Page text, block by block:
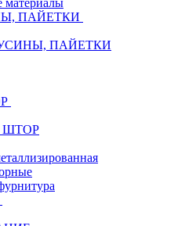
материалы
ПАЙЕТКИ
ПАЙЕТКИ
ШТОР